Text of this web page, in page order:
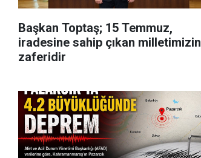
Başkan Toptaş; 15 Temmuz,
iradesine sahip çıkan milletimizin
zaferidir